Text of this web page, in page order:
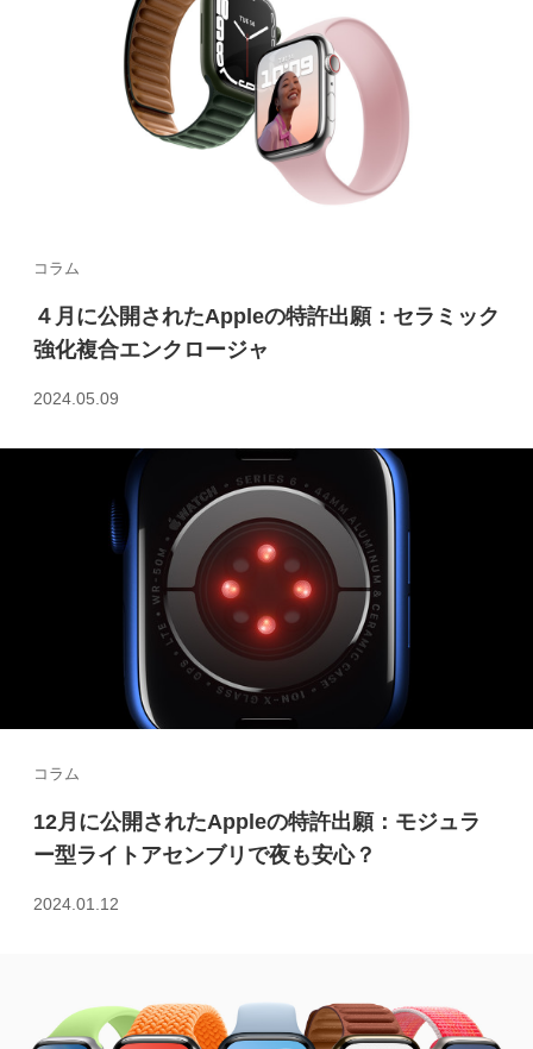
コラム
４月に公開されたAppleの特許出願：セラミック
強化複合エンクロージャ
2024.05.09
コラム
12月に公開されたAppleの特許出願：モジュラ
ー型ライトアセンブリで夜も安心？
2024.01.12